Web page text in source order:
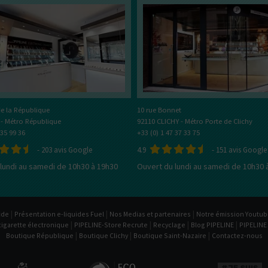
Si vous fumez entre 10 et 20
Si vous fumez plus de
cigarettes par jour
// BATTERIES
Bien démarrer avec la e-
GOURMANDE FRUITÉE
// NOS GAMMES PHARES
// TOUTES NOS MARQUES
FILS RÉSISTIFS MODS
TOPVENTE
COEUR
PRIXÉCOS
NOUVEAUTÉS
favori :
25 mm
en :
Inhalation
BASES
TOP
COUPS DECOEUR
PRIXÉCOS
NOUVEAUTÉS
Type de Liquides
Tout pour votre résistance
Fils résistifs
Outils
TOPVENTE
COUPS DECOEUR
PRIXÉCOS
NOUVEAUTÉS
Dosage de CBD :
100 mg
1000 mg
TOPVENTE
COUPS DE
PRIXÉCOS
NOUVEAUTÉS
la République
- Métro République
99 36
- 203avis Google
au samedi de 10h30 à 19h30
10 rue Bonnet
92110 CLICHY - Métro Porte de Clichy
+33 (0) 1 47 37 33 75
4.9 - 151 avis Google
Ouvert du lundi au samedi de 10h30
| Présentation e-liquides Fuel | Nos Medias et partenaires | Notre émission
électronique | PIPELINE-Store Recrute | Recyclage | Blog PIPELINE|
Boutique République | Boutique Clichy| Boutique Saint-Nazaire | Contactez-nous